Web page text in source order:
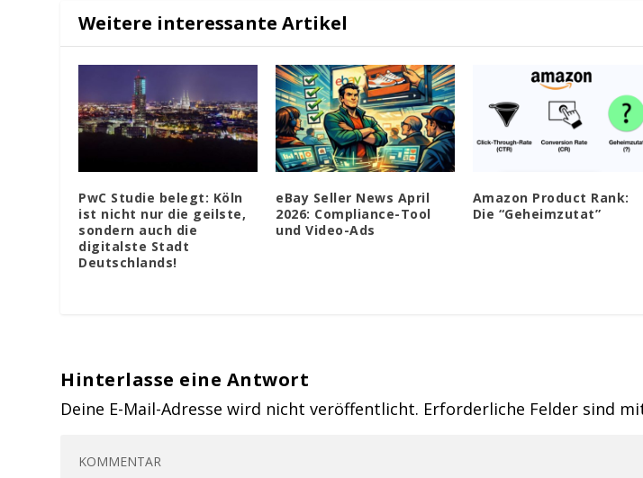
Weitere interessante Artikel
PwC Studie belegt: Köln
ist nicht nur die geilste,
sondern auch die
digitalste Stadt
Deutschlands!
eBay Seller News April
2026: Compliance-Tool
und Video-Ads
Amazon Product Rank:
Die “Geheimzutat”
Hinterlasse eine Antwort
Deine E-Mail-Adresse wird nicht veröffentlicht. Erforderliche Felder sind